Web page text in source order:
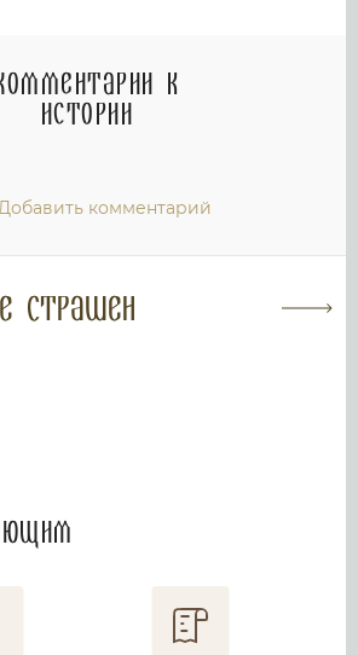
к
истории
Добавить комментарий
страшен